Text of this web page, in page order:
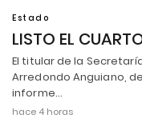
Estado
LISTO EL
El titular de la
Arredondo Anguiano,
informe…
hace 4 horas